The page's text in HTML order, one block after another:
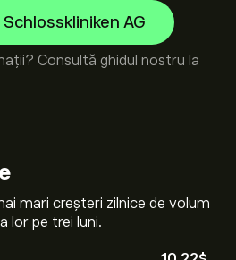
mari creșteri zilnice de volum
lor pe trei luni.
AG
Consultă ghidul nostru la